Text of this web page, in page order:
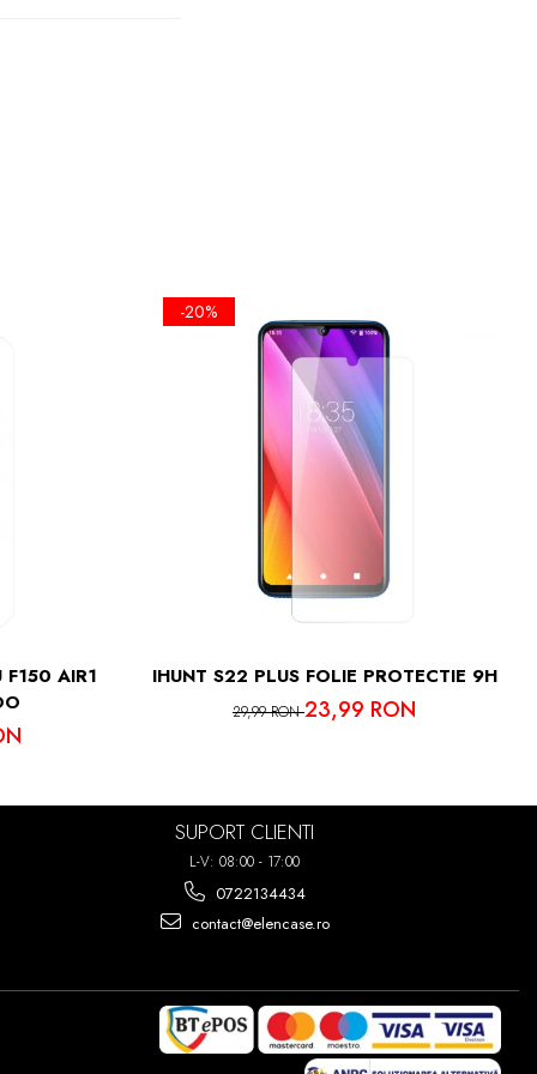
FOLOSI
UMET,
DE
PUTETI
7 ORI!
F150 AIR1
-20%
IHUNT S22 PLUS FOLIE PROTECTIE 9H
29,99 RON23,99 RON
SUPORT CLIENTI
L-V: 08:00 - 17:00
0722134434
contact@elencase.ro